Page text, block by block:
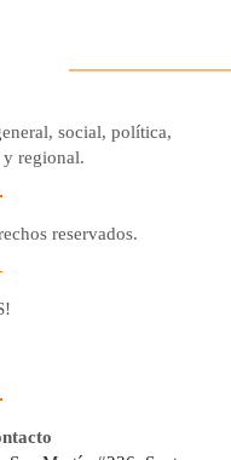
social, política,
regional.
reservados.